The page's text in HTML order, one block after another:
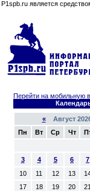
P1spb.ru является
Перейти на мобильную
«Август
Пн
Вт Ср Чт
3
4 5 6 7
10
11 12 13
17
18 19 20 21